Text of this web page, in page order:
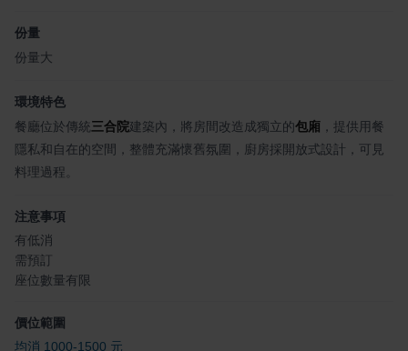
份量
份量大
環境特色
餐廳位於傳統三合院建築內，將房間改造成獨立的包廂 ，提供用餐
隱私和自在的空間，整體充滿懷舊氛圍，廚房採開放式設計，可見
料理過程。
注意事項
有低消
需預訂
座位數量有限
價位範圍
均消 1000-1500 元